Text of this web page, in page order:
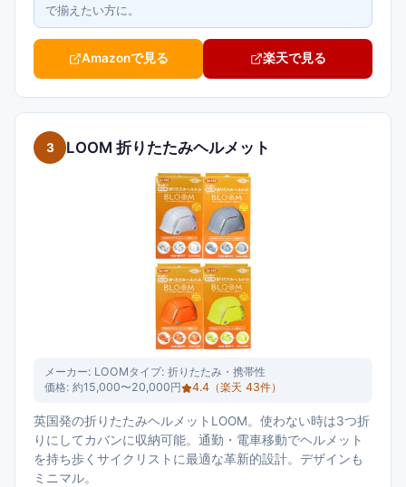
で揃えたい方に。
Amazonで見る 楽天で見る
3 LOOM 折りたたみヘルメット
メーカー: LOOMタイプ: 折りたたみ・携帯性
価格: 約15,000〜20,000円 4.4 （楽天 43件）
英国発の折りたたみヘルメットLOOM。使わない時は3つ折
りにしてカバンに収納可能。通勤・電車移動でヘルメット
を持ち歩くサイクリストに最適な革新的設計。デザインも
ミニマル。